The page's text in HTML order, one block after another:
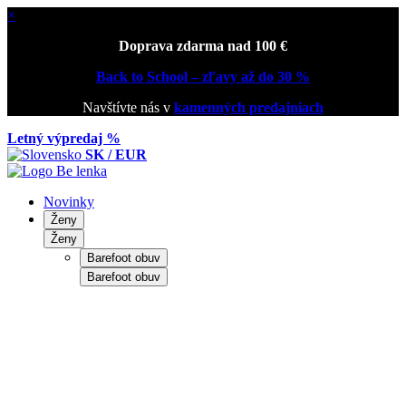
×
Doprava zdarma nad 100 €
Back to School – zľavy až do 30 %
Navštívte nás v kamenných predajniach
Letný výpredaj %
SK / EUR
Novinky
Ženy
Ženy
Barefoot obuv
Barefoot obuv